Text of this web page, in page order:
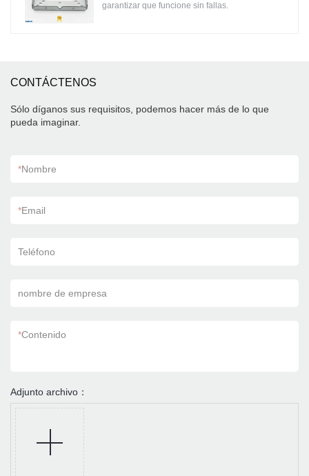
garantizar que funcione sin fallas.
CONTÁCTENOS
Sólo díganos sus requisitos, podemos hacer más de lo que
pueda imaginar.
*Nombre
*Email
Teléfono
nombre de empresa
*Contenido
Adjunto archivo：